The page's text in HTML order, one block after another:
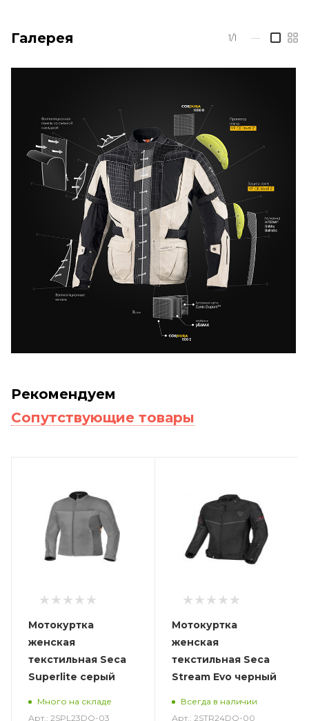
Галерея 1/1 —
Рекомендуем
Сопутствующие товары
Мотокуртка
женская
текстильная Seca
Superlite серый
Много на складе
Арт.: 2SPL23DQ-03
Мотокуртка
женская
текстильная Seca
Stream Evo черный
Всегда в наличии
Арт.: 2STR24DQ-00